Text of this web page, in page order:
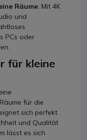
Räume. Mit 4K
und
PCs oder
für kleine
für die
sich perfekt
und Qualität
lässt es sich